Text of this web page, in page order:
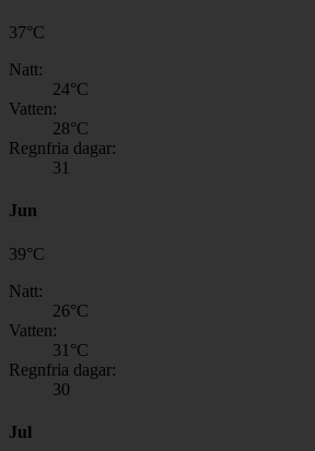
37°C
Natt:
24°C
Vatten:
28°C
Regnfria dagar:
31
Jun
39°C
Natt:
26°C
Vatten:
31 °C
Regnfria dagar:
30
Jul